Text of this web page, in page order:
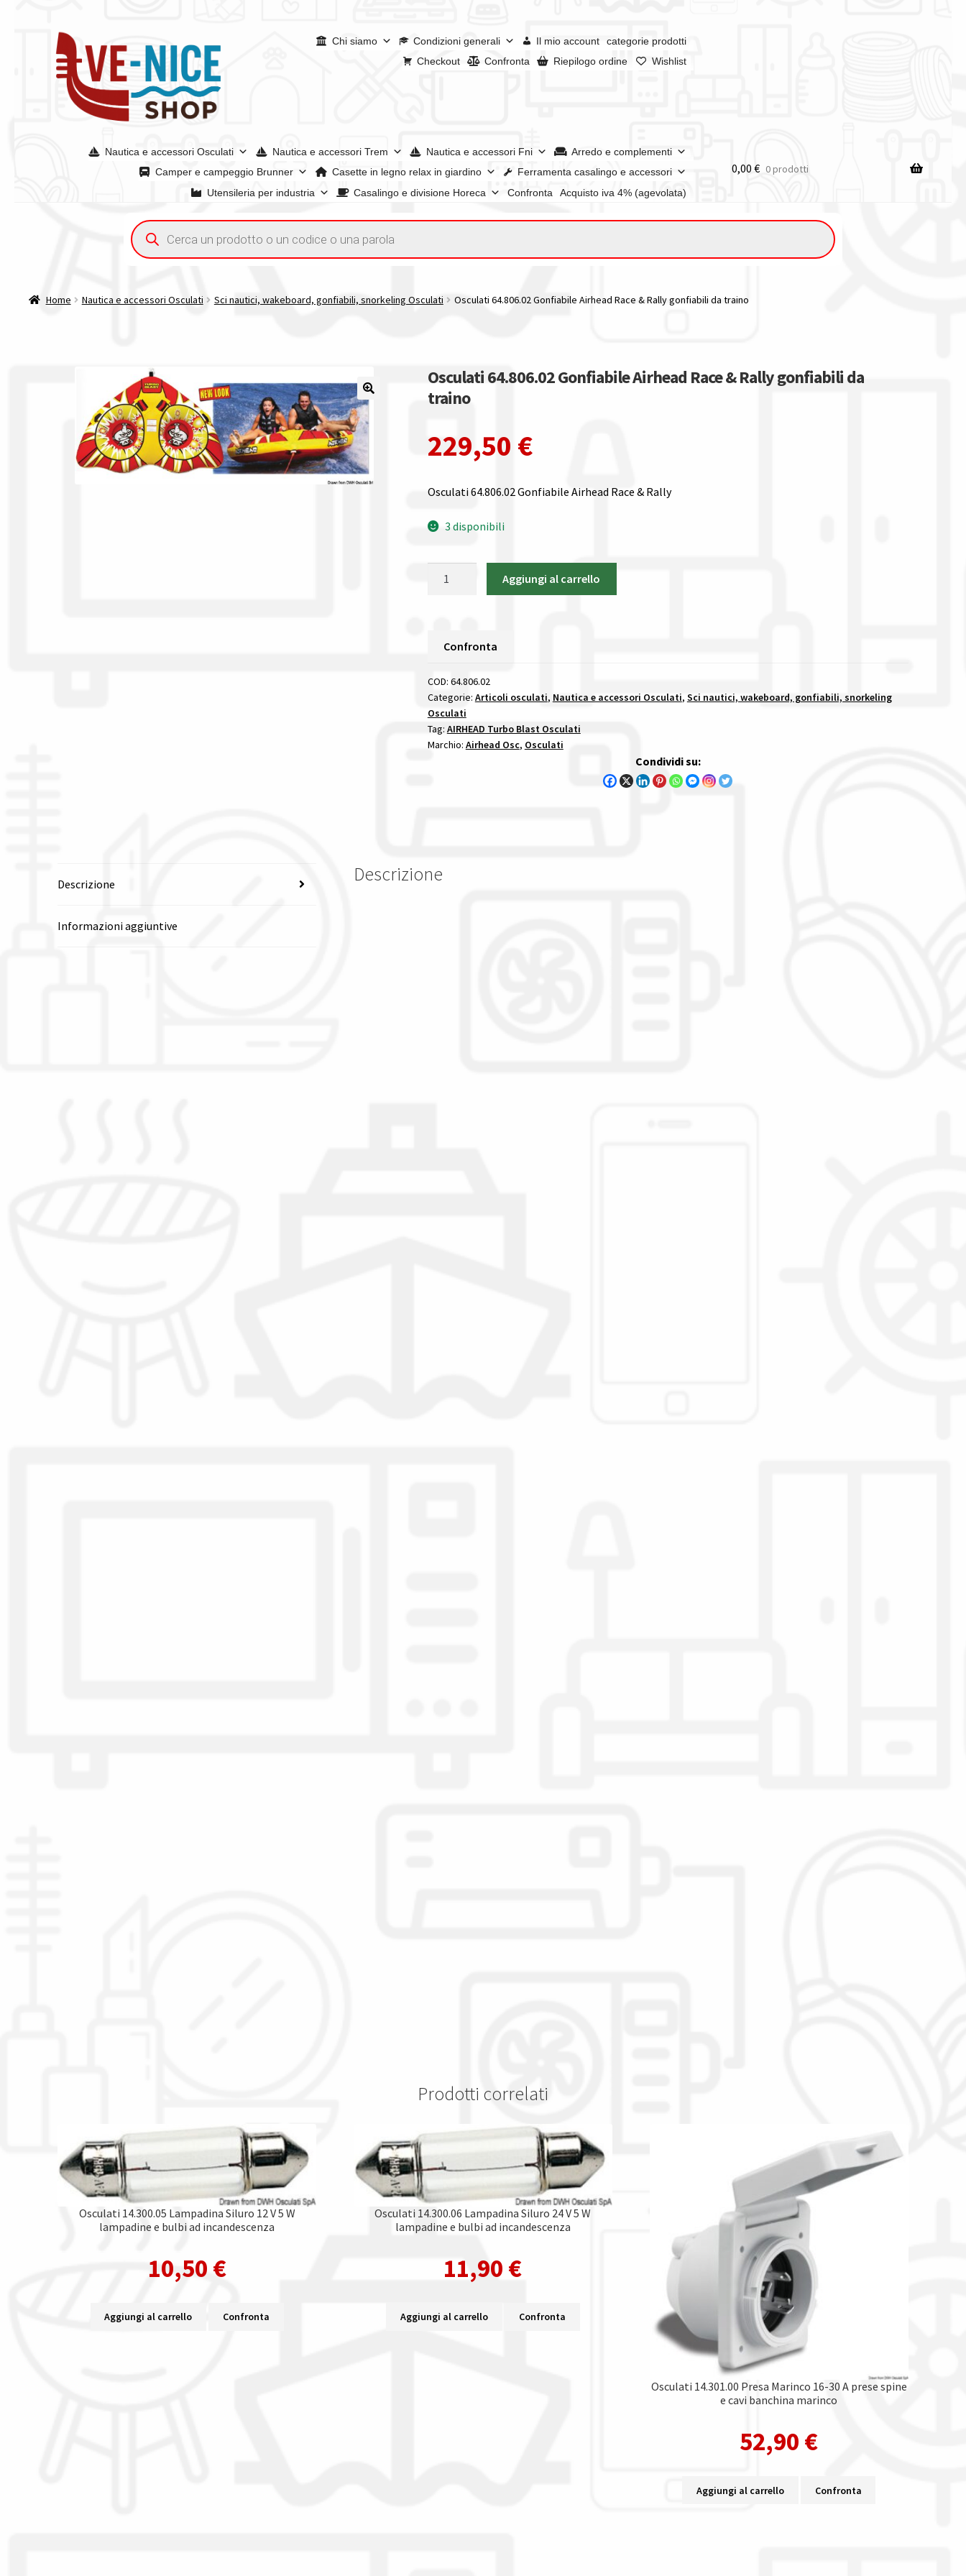
alla
navigazione
contenuto
Chi siamo Condizioni generali Il mio account
categorie prodotti
Checkout
Confronta Riepilogo ordine Wishlist
Nautica e accessori Osculati Nautica e accessori Trem Nautica e accessori Fni
Arredo e complementi
Camper e campeggio Brunner
Casette in legno relax in giardino
Ferramenta casalingo e accessori
Utensileria per industria
Casalingo e divisione Horeca Confronta Acquisto iva 4% (agevolata)
Acquisto iva 4% (agevolata)Chi siamoCondizioni generaliConfrontaConfrontaI nostri negoziRiepilogo ordine
Spedizioni in europaSpedizioni in italiaTutte le categorie dei prodottiWishlistCheckoutIl mio account
0,00 € 0 prodotti
Ricerca
prodotti
Home Nautica e accessori Osculati Sci nautici, wakeboard, gonfiabili, snorkeling Osculati Osculati 64.806.02 Gonfiabile Airhead Race & Rally gonfiabili da traino
Osculati 64.806.02 Gonfiabile Airhead Race & Rally gonfiabili da
traino
229,50 €
Osculati 64.806.02 Gonfiabile Airhead Race & Rally
3 disponibili
Race
Rally
gonfiabili
da
traino
quantità
Aggiungi al carrello
Confronta
COD: 64.806.02
Categorie: Articoli osculati, Nautica e accessori Osculati, Sci nautici, wakeboard, gonfiabili, snorkeling
Osculati
Tag: AIRHEAD Turbo Blast Osculati
Marchio: Airhead Osc, Osculati
Condividi su:
Descrizione
Informazioni aggiuntive
Descrizione
Prodotti correlati
Osculati 14.300.05 Lampadina Siluro 12 V 5 W
lampadine e bulbi ad incandescenza
10,50 €
Aggiungi al carrello Confronta
Osculati 14.300.06 Lampadina Siluro 24 V 5 W
lampadine e bulbi ad incandescenza
11,90 €
Aggiungi al carrello Confronta
Osculati 14.301.00 Presa Marinco 16-30 A prese spine
e cavi banchina marinco
52,90 €
Aggiungi al carrello Confronta